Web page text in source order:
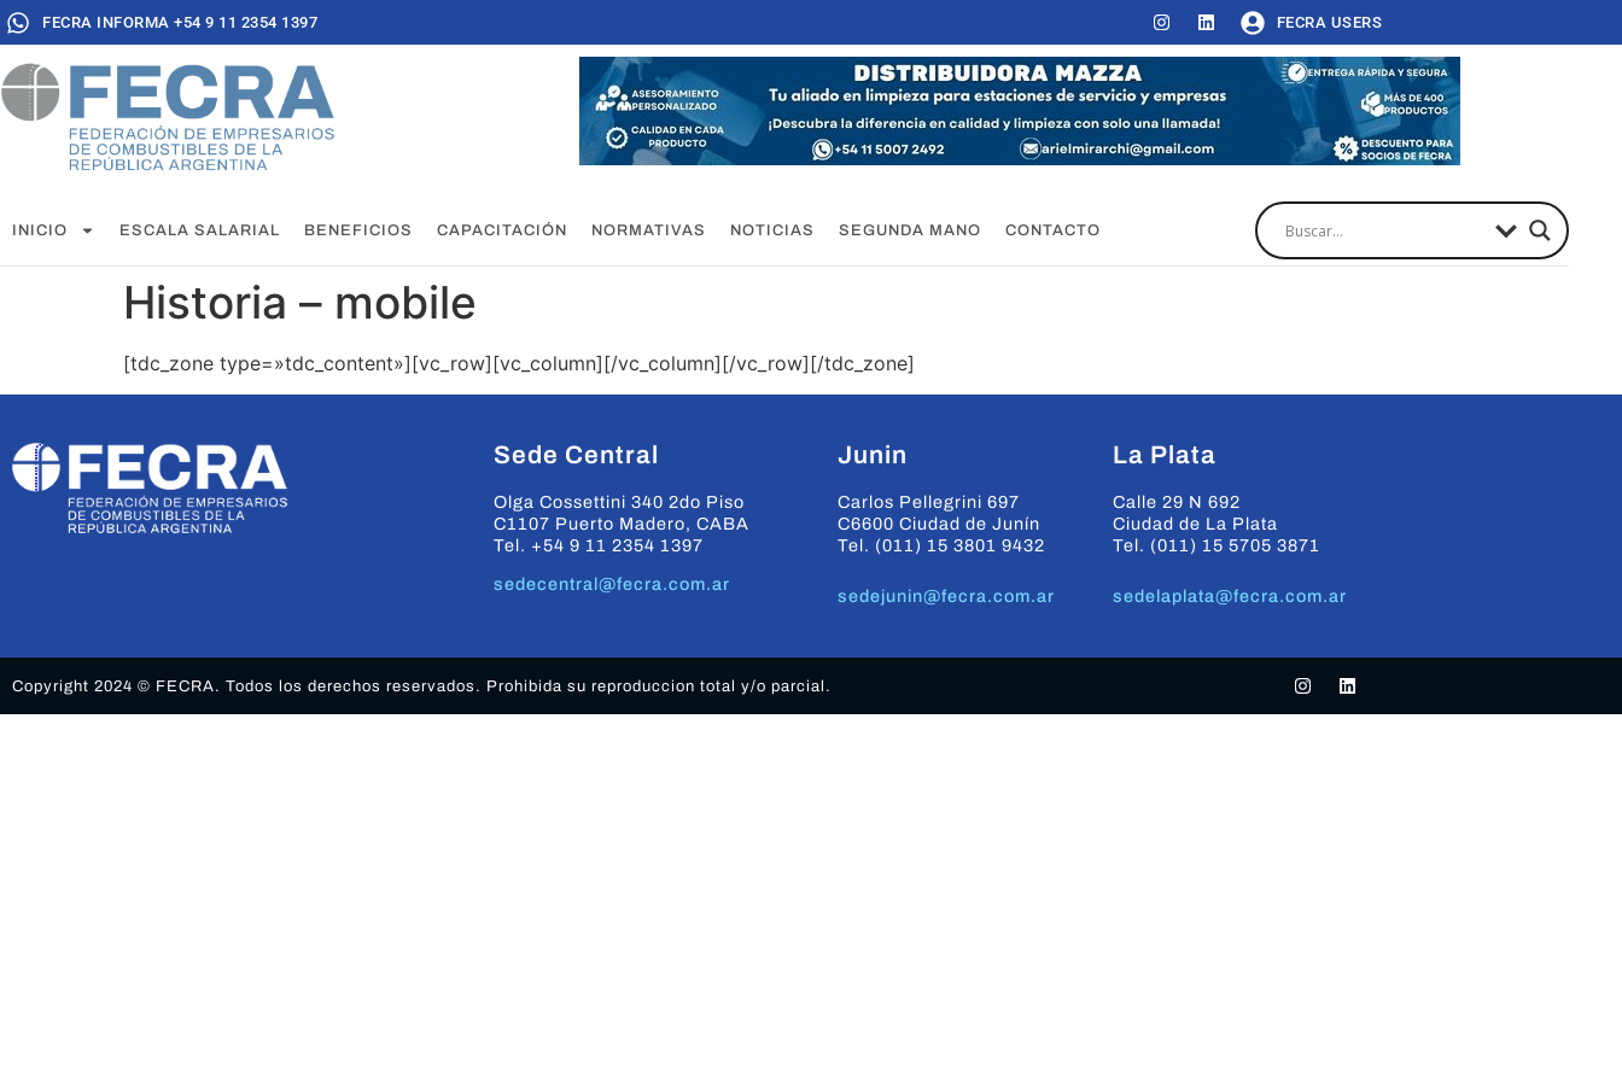
FECRA INFORMA +54 9 11 2354 1397 FECRA USERS
INICIO ESCALA SALARIAL BENEFICIOS CAPACITACIÓN NORMATIVAS NOTICIAS SEGUNDA MANO CONTACTO
Historia – mobile
[tdc_zone type=»tdc_content»][vc_row][vc_column][/vc_column][/vc_row][/tdc_zone]
Sede Central
Olga Cossettini 340 2do Piso
C1107 Puerto Madero, CABA
Tel. +54 9 11 2354 1397
sedecentral@fecra.com.ar
Junin
Carlos Pellegrini 697
C6600 Ciudad de Junín
Tel. (011) 15 3801 9432
sedejunin@fecra.com.ar
La Plata
Calle 29 N 692
Ciudad de La Plata
Tel. (011) 15 5705 3871
sedelaplata@fecra.com.ar
Copyright 2024 © FECRA. Todos los derechos reservados. Prohibida su reproduccion total y/o parcial.